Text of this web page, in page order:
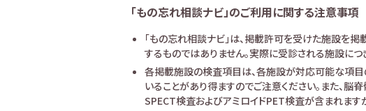
「もの忘れ相談ナビ」のご利用に関する注意事項
「もの忘れ相談ナビ」は、掲載許可を受けた施設を
するものではありません。実際に受診される施設につ
各掲載施設の検査項目は、各施設が対応可能な項目
いることがあり得ますのでご注意ください。また、
SPECT検査およびアミロイドPET検査が含まれます